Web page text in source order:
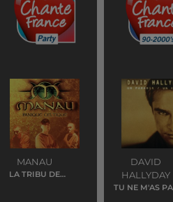
MANAU
LA TRIBU DE
DAVID
HALLYDAY
TU NE M'AS